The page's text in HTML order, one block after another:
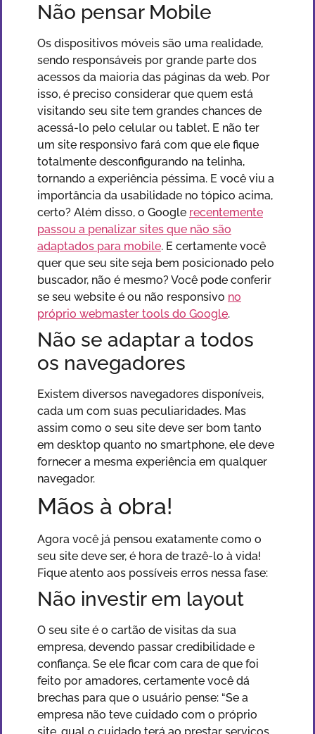
Não pensar Mobile
Os dispositivos móveis são uma realidade,
sendo responsáveis por grande parte dos
acessos da maioria das páginas da web. Por
isso, é preciso considerar que quem está
visitando seu site tem grandes chances de
acessá-lo pelo celular ou tablet. E não ter
um site responsivo fará com que ele fique
totalmente desconfigurando na telinha,
tornando a experiência péssima. E você viu a
importância da usabilidade no tópico acima,
certo? Além disso, o Google recentemente
passou a penalizar sites que não são
adaptados para mobile. E certamente você
quer que seu site seja bem posicionado pelo
buscador, não é mesmo? Você pode conferir
se seu website é ou não responsivo no
próprio webmaster tools do Google.
Não se adaptar a todos
os navegadores
Existem diversos navegadores disponíveis,
cada um com suas peculiaridades. Mas
assim como o seu site deve ser bom tanto
em desktop quanto no smartphone, ele deve
fornecer a mesma experiência em qualquer
navegador.
Mãos à obra!
Agora você já pensou exatamente como o
seu site deve ser, é hora de trazê-lo à vida!
Fique atento aos possíveis erros nessa fase:
Não investir em layout
O seu site é o cartão de visitas da sua
empresa, devendo passar credibilidade e
confiança. Se ele ficar com cara de que foi
feito por amadores, certamente você dá
brechas para que o usuário pense: “Se a
empresa não teve cuidado com o próprio